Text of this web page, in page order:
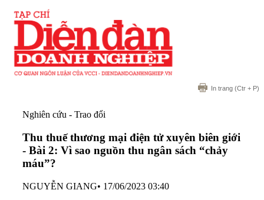
In trang (Ctr + P)
Nghiên cứu - Trao đổi
Thu thuế thương mại điện tử xuyên biên giới
- Bài 2: Vì sao nguồn thu ngân sách “chảy
máu”?
NGUYỄN GIANG• 17/06/2023 03:40